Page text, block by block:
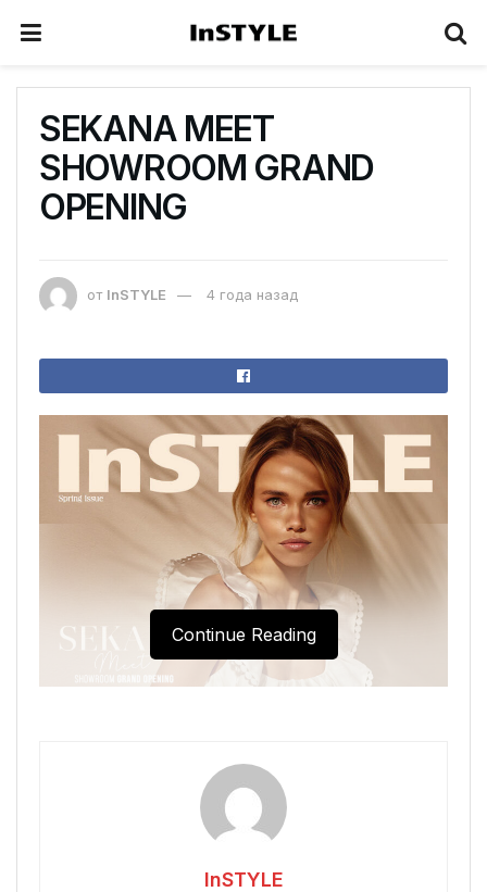
SEKANA MEET
SHOWROOM GRAND
OPENING
от InSTYLE 4 года назад
Continue Reading
InSTYLE